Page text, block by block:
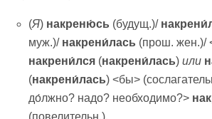
(Я) накреню́сь (будущ.)/
муж.)/накрени́лась (прош. жен.)/
накрени́лся (накрени́лась)или
(накрени́лась) <бы>
до́лжно? надо? необходимо?>